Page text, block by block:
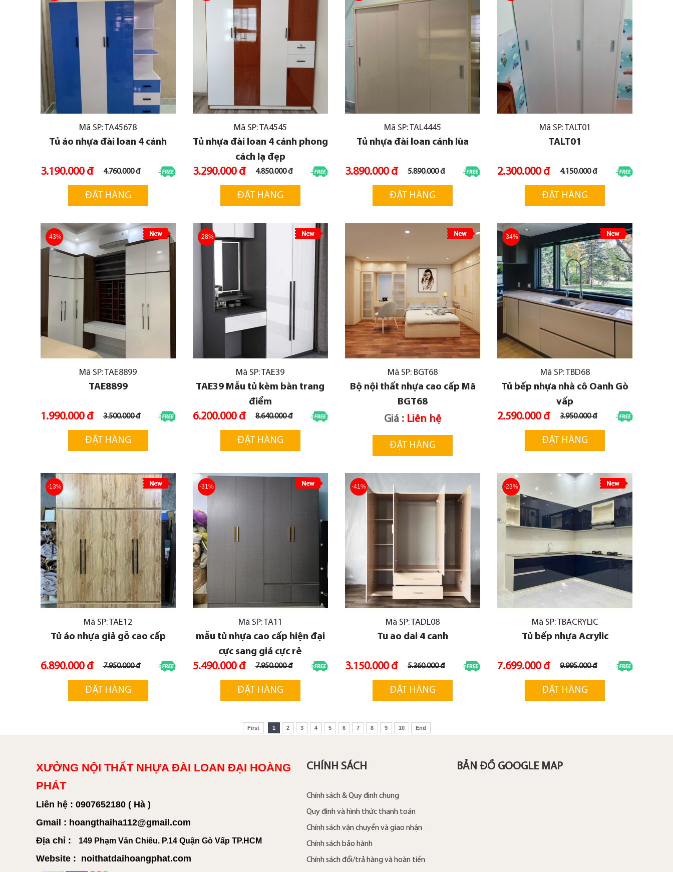
Mã SP: TA45678
Tủ áo nhựa đài loan 4 cánh
3.190.000 đ 4.760.000 đ
ĐẶT HÀNG
Mã SP: TA4545
Tủ nhựa đài loan 4 cánh phong
cách lạ đẹp
3.290.000 đ 4.850.000 đ
ĐẶT HÀNG
Mã SP: TAL4445
Tủ nhựa đài loan cánh lùa
3.890.000 đ 5.890.000 đ
ĐẶT HÀNG
Mã SP: TALT01
TALT01
2.300.000 đ 4.150.000 đ
ĐẶT HÀNG
Mã SP: TAE8899
TAE8899
1.990.000 đ 3.500.000 đ
-43%
ĐẶT HÀNG
Mã SP: TAE39
TAE39 Mẫu tủ kèm bàn trang
điểm
6.200.000 đ 8.640.000 đ
-28%
ĐẶT HÀNG
Mã SP: BGT68
Bộ nội thất nhựa cao cấp Mã
BGT68
Giá : Liên hệ
ĐẶT HÀNG
Mã SP: TBD68
Tủ bếp nhựa nhà cô Oanh Gò
vấp
2.590.000 đ 3.950.000 đ
-34%
ĐẶT HÀNG
Mã SP: TAE12
Tủ áo nhựa giả gỗ cao cấp
6.890.000 đ 7.950.000 đ
-13%
ĐẶT HÀNG
Mã SP: TA11
mẫu tủ nhựa cao cấp hiện đại
cực sang giá cực rẻ
5.490.000 đ 7.950.000 đ
-31%
ĐẶT HÀNG
Mã SP: TADL08
Tu ao dai 4 canh
3.150.000 đ 5.360.000 đ
-41%
ĐẶT HÀNG
Mã SP: TBACRYLIC
Tủ bếp nhựa Acrylic
7.699.000 đ 9.995.000 đ
-23%
ĐẶT HÀNG
First 1 2 3 4 5 6 7 8 9 10 End
XƯỞNG NỘI THẤT NHỰA ĐÀI LOAN ĐẠI HOÀNG
PHÁT
Liên hệ : 0907652180 ( Hà )
Gmail : hoangthaiha112@gmail.com
Địa chỉ :
149 Phạm Văn Chiêu. P.14 Quận Gò Vấp TP.HCM
Website : noithatdaihoangphat.com
CHÍNH SÁCH
Chính sách & Quy định chung
Quy định và hình thức thanh toán
Chính sách vận chuyển và giao nhận
Chính sách bảo hành
Chính sách đổi/trả hàng và hoàn tiền
BẢN ĐỒ GOOGLE MAP